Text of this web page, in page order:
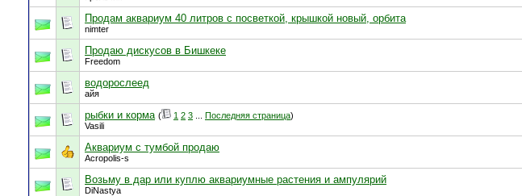
Продам аквариум 40 литров с посветкой, крышкой новый, орбита
nimter
Продаю дискусов в Бишкеке
Freedom
водорослеед
айя
рыбки и корма ( 1 2 3 Последняя страница)
Vasili
Аквариум с тумбой продаю
Acropolis-s
Возьму в дар или куплю аквариумные растения и ампулярий
DiNastya